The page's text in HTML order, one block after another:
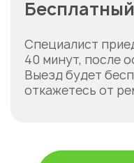
Специалист
40 минут, после
Выезд будет
откажетесь от